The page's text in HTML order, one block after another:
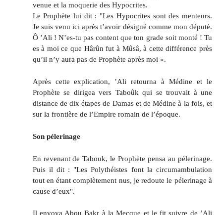
venue et la moquerie des Hypocrites.
Le Prophète lui dit : "Les Hypocrites sont des menteurs.
Je suis venu ici après t’avoir désigné comme mon député.
Ô ’Ali ! N’es-tu pas content que ton grade soit monté ! Tu
es à moi ce que Hârûn fut à Mûsâ, à cette différence près
qu’il n’y aura pas de Prophète après moi ».
Après cette explication, ’Ali retourna à Médine et le
Prophète se dirigea vers Taboûk qui se trouvait à une
distance de dix étapes de Damas et de Médine à la fois, et
sur la frontière de l’Empire romain de l’époque.
Son pélerinage
En revenant de Tabouk, le Prophète pensa au pélerinage.
Puis il dit : "Les Polythéistes font la circumambulation
tout en étant complètement nus, je redoute le pélerinage à
cause d’eux".
Il envoya Abou Bakr à la Mecque et le fit suivre de ’Ali